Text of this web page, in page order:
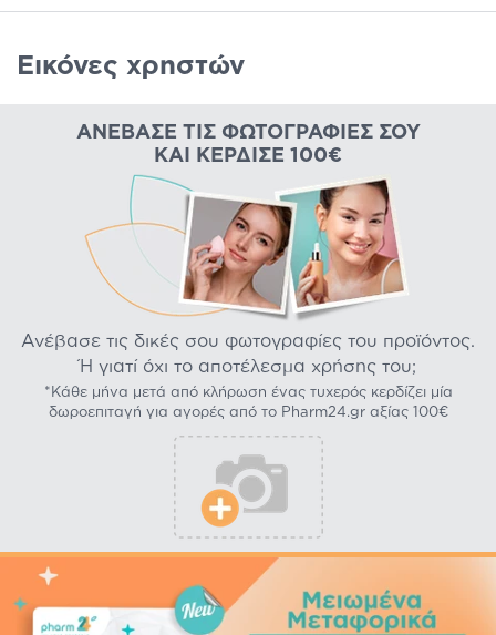
Εικόνες χρηστών
ΑΝΈΒΑΣΕ ΤΙΣ ΦΩΤΟΓΡΑΦΊΕΣ ΣΟΥ
ΚΑΙ ΚΈΡΔΙΣΕ 100€
Ανέβασε τις δικές σου φωτογραφίες του προϊόντος.
Ή γιατί όχι το αποτέλεσμα χρήσης του;
*Κάθε μήνα μετά από κλήρωση ένας τυχερός κερδίζει μία
δωροεπιταγή για αγορές από το Pharm24.gr αξίας 100€